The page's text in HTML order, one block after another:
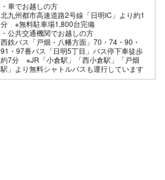
車でお越しの方
北九州都市高速道路2号線「日明IC」より約1
分 ※無料駐車場1,800台完備
公共交通機関でお越しの方
西鉄バス「戸畑・八幡方面」70・74・90・
91・97番バス「日明5丁目」バス停下車徒歩
約7分 ※JR「小倉駅」「西小倉駅」「戸畑
駅」より無料シャトルバスも運行しています